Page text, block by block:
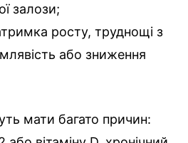
залози;
росту, труднощі з
або зниження
мати багато причин: